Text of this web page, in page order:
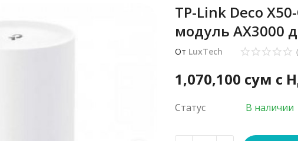
TP-Link Deco
модуль AX3000
От LuxTech
1,070,100 сум с
Статус В наличии